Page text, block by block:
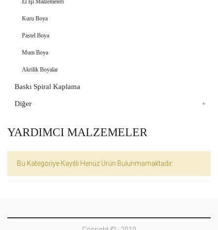
El İşi Malzemeleri
Kuru Boya
Pastel Boya
Mum Boya
Akrilik Boyalar
Baskı Spiral Kaplama
Diğer
YARDIMCI MALZEMELER
Bu Kategoriye Kayıtlı Henüz Ürün Bulunmamaktadır.